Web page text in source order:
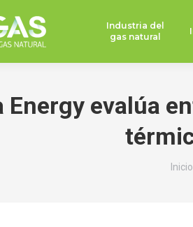
Industria del
gas natural
Energy evalúa
Inicio